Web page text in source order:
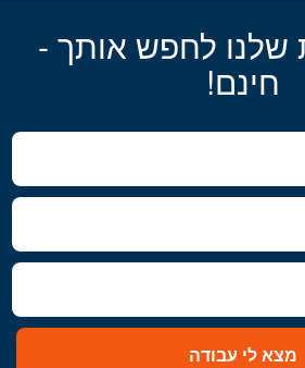
שלנו לחפש אותך -
חינם!
מצא לי עבודה